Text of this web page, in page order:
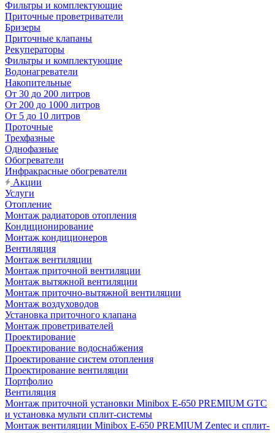
Фильтры и комплектующие
Приточные проветриватели
Бризеры
Приточные клапаны
Рекуператоры
Фильтры и комплектующие
Водонагреватели
Накопительные
От 30 до 200 литров
От 200 до 1000 литров
От 5 до 10 литров
Проточные
Трехфазные
Однофазные
Обогреватели
Инфракрасные обогреватели
Акции
Услуги
Отопление
Монтаж радиаторов отопления
Кондиционирование
Монтаж кондиционеров
Вентиляция
Монтаж вентиляции
Монтаж приточной вентиляции
Монтаж вытяжной вентиляции
Монтаж приточно-вытяжной вентиляции
Монтаж воздуховодов
Установка приточного клапана
Монтаж проветривателей
Проектирование
Проектирование водоснабжения
Проектирование систем отопления
Проектирование вентиляции
Портфолио
Вентиляция
Монтаж приточной установки Minibox E-650 PREMIUM GTC
и установка мульти сплит-системы
Монтаж вентиляции Minibox E-650 PREMIUM Zentec и сплит-